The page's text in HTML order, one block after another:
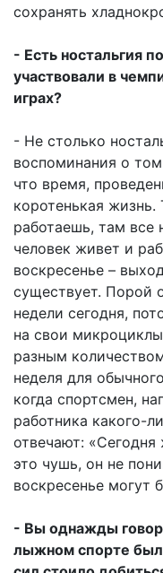
сохранять
- Есть ностальгия
участвовали в
играх?
- Не столько
воспоминания о
что время,
коротенькая
работаешь, там все
человек живет и
воскресенье –
существует. Порой
недели сегодня,
на свои
разным
неделя для
когда спортсмен,
работника какого-
отвечают: «Сегодня
это чушь, он не
воскресенье могут
- Вы однажды
лыжном спорте